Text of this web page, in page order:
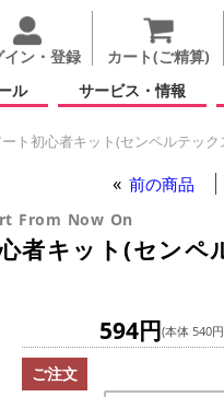
イン・登録 カート(ご精算)
ル サービス・情報
ト初心者キット(センペルテック
前の商品
From Now On
者キット(センペ
594円(本体 540
ご注文